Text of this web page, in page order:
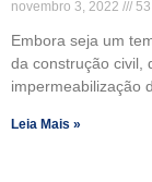
novembro 3, 2022
Embora seja um
da construção civil,
impermeabilização
Leia Mais »